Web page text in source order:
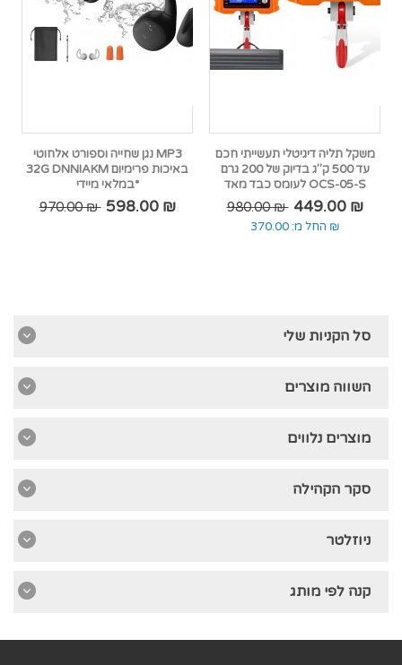
נגן שחייה וספורט אלחוטי MP3
32G DNNIAKM באיכות פרימיום
במלאי מיידי*
970.00 ₪ 598.00 ₪
משקל תליה דיגיטלי תעשייתי חכם
עד 500 ק"ג בדיוק של 200 גרם
לעומס כבד מאד OCS-05-S
980.00 ₪ 449.00 ₪
החל מ: 370.00 ₪
סל הקניות שלי
השווה מוצרים
מוצרים נלווים
סקר הקהילה
ניוזלטר
קנה לפי מותג